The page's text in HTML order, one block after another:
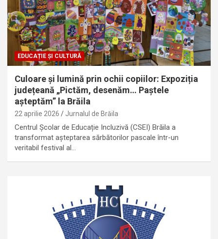
EDUCAȚIE ȘI CULTURĂ
Culoare și lumină prin ochii copiilor: Expoziția
județeană „Pictăm, desenăm… Paștele
așteptăm” la Brăila
22 aprilie 2026 Jurnalul de Brăila
Centrul Școlar de Educație Incluzivă (CSEI) Brăila a
transformat așteptarea sărbătorilor pascale într-un
veritabil festival al…